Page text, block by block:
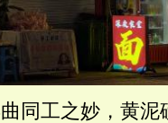
同工之妙，黄泥